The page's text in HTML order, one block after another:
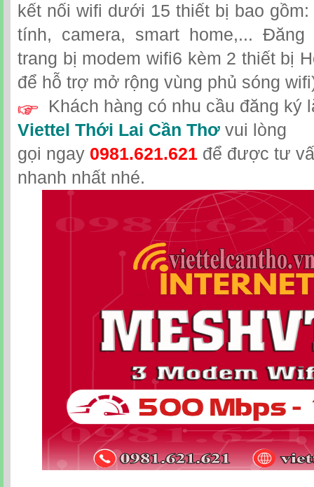
kết nối wifi dưới 15 thiết bị bao gồm:
tính, camera, smart home,...
trang bị modem wifi6 kèm 2 thiết bị
để hỗ trợ mở rộng vùng phủ sóng
Khách hàng có nhu cầu đăng ký
Viettel Thới Lai Cần Thơ vui lòng
gọi ngay 0981.621.621 để được tư
nhanh nhất nhé.